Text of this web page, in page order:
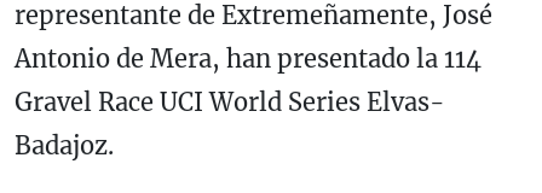
representante de Extremeñamente, José
Antonio de Mera, han presentado la 114
Gravel Race UCI World Series Elvas-
Badajoz.